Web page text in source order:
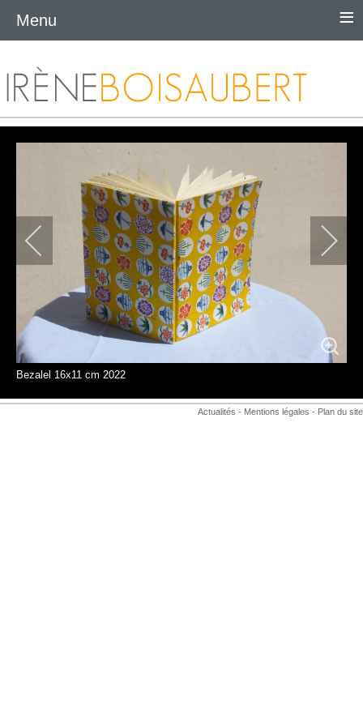
Bezalel 16x11 cm 2022
Actualités - Mentions légales - Plan du site
Menu ≡